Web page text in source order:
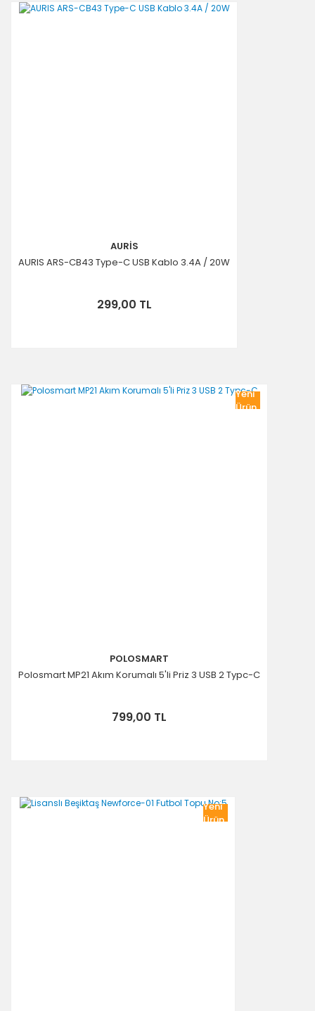
AURİS
AURIS ARS-CB43 Type-C USB Kablo 3.4A / 20W
299,00 TL
Yeni
Ürün
POLOSMART
Polosmart MP21 Akım Korumalı 5'li Priz 3 USB 2 Typc-C
799,00 TL
Yeni
Ürün